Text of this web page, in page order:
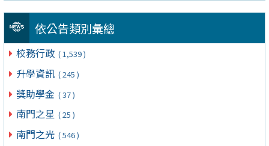
依公告類別彙總
校務行政 ( 1,539 )
升學資訊 ( 245 )
獎助學金 ( 37 )
南門之星 ( 25 )
南門之光 ( 546 )